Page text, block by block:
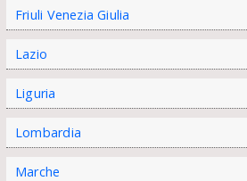
Friuli Venezia Giulia
Lazio
Liguria
Lombardia
Marche